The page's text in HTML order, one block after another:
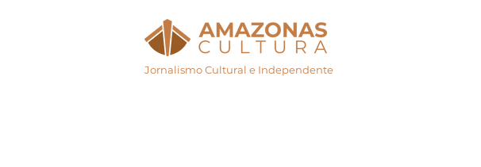
Jornalismo Cultural e Independente